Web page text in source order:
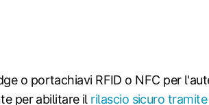
o portachiavi RFID o NFC per
per abilitare il rilascio sicuro